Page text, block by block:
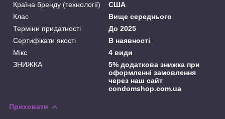
Країна бренду (технології)
США
Клас
Вище середнього
Терміни придатності
До 2025
Сертифікати якості
В наявності
Мікс
4 види
ЗНИЖКА
5% додаткова знижка при
оформленні замовлення
через наш сайт
condomshop.com.ua
Приховати